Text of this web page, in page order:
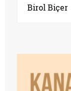
Birol Biçer